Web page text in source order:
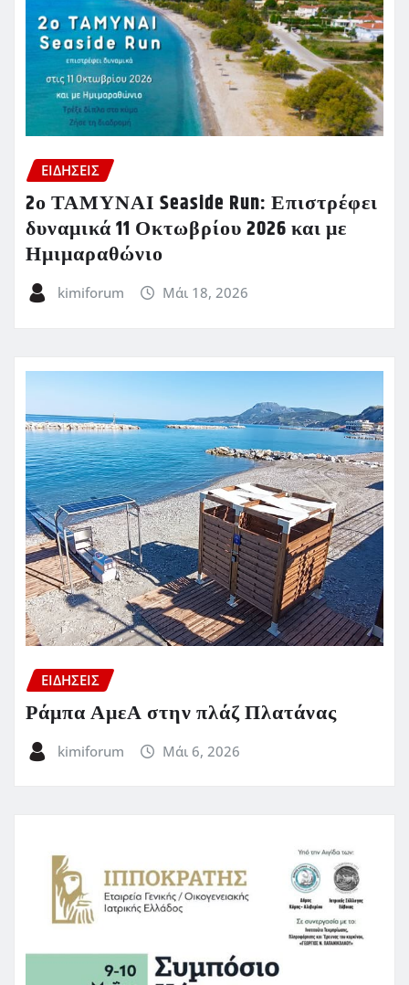
ΕΙΔΗΣΕΙΣ
2ο ΤΑΜΥΝΑΙ Seaside Run: Επιστρέφει
δυναμικά 11 Οκτωβρίου 2026 και με
Ημιμαραθώνιο
kimiforum Μάι 18, 2026
ΕΙΔΗΣΕΙΣ
Ράμπα ΑμεΑ στην πλάζ Πλατάνας
kimiforum Μάι 6, 2026